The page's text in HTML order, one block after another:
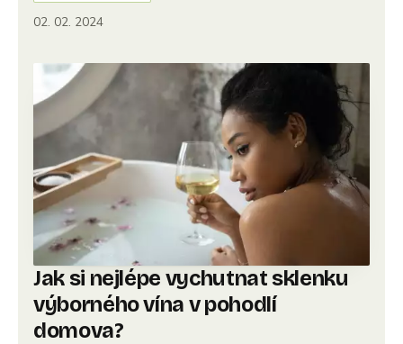
02. 02. 2024
Jak si nejlépe vychutnat sklenku
výborného vína v pohodlí
domova?